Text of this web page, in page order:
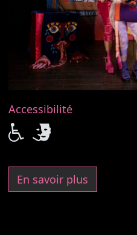
Accessibilité
En savoir plus